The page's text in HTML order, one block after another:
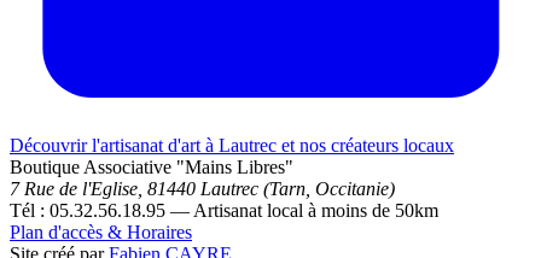
Découvrir l'artisanat d'art à Lautrec et nos créateurs locaux
Boutique Associative "Mains Libres"
7 Rue de l'Eglise, 81440 Lautrec (Tarn, Occitanie)
Tél : 05.32.56.18.95 — Artisanat local à moins de 50km
Plan d'accès & Horaires
Site créé par Fabien CAYRE